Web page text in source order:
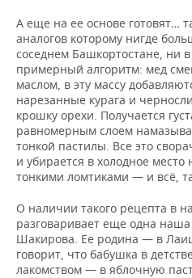
А еще на ее основе готовят…
аналогов которому нигде
соседнем Башкортостане, ни
примерный алгоритм: мед
маслом, в эту массу
нарезанные курага и
крошку орехи. Получается
равномерным слоем
тонкой пастилы. Все это
и убирается в холодное
тонкими ломтиками — и всё,
О наличии такого рецепта в
разговаривает еще одна
Шакирова. Ее родина — в
говорит, что бабушка в
лакомством — в яблочную